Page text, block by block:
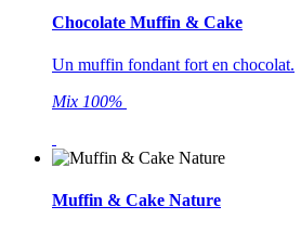
Chocolate Muffin & Cake
Un muffin fondant fort en chocolat.
Mix 100%
Muffin & Cake Nature